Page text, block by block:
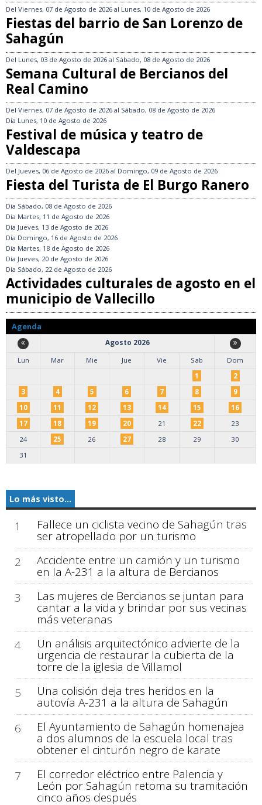
Del Viernes, 07 de Agosto de 2026 al Lunes, 10 de Agosto de 2026
Fiestas del barrio de San Lorenzo de
Sahagún
Del Lunes, 03 de Agosto de 2026 al Sábado, 08 de Agosto de 2026
Semana Cultural de Bercianos del
Real Camino
Del Viernes, 07 de Agosto de 2026 al Sábado, 08 de Agosto de 2026
Día Lunes, 10 de Agosto de 2026
Festival de música y teatro de
Valdescapa
Del Jueves, 06 de Agosto de 2026 al Domingo, 09 de Agosto de 2026
Fiesta del Turista de El Burgo Ranero
Día Sábado, 08 de Agosto de 2026
Día Martes, 11 de Agosto de 2026
Día Jueves, 13 de Agosto de 2026
Día Domingo, 16 de Agosto de 2026
Día Martes, 18 de Agosto de 2026
Día Jueves, 20 de Agosto de 2026
Día Sábado, 22 de Agosto de 2026
Actividades culturales de agosto en el
municipio de Vallecillo
Agenda
Agosto 2026
Lun
Mar Mie Jue Vie Sab
Dom
1
2
3
4 5 6 7 8
9
10
11 12 13 14 15
16
17
18 19 20 21 22
23
24
25 26 27 28 29
30
31
Lo más visto...
1 Fallece un ciclista vecino de Sahagún tras
ser atropellado por un turismo
2
Accidente entre un camión y un turismo
en la A-231 a la altura de Bercianos
3
Las mujeres de Bercianos se juntan para
cantar a la vida y brindar por sus vecinas
más veteranas
4
Un análisis arquitectónico advierte de la
urgencia de restaurar la cubierta de la
torre de la iglesia de Villamol
5
Una colisión deja tres heridos en la
autovía A-231 a la altura de Sahagún
6
El Ayuntamiento de Sahagún homenajea
a dos alumnos de la escuela local tras
obtener el cinturón negro de karate
7
El corredor eléctrico entre Palencia y
León por Sahagún retoma su tramitación
cinco años después